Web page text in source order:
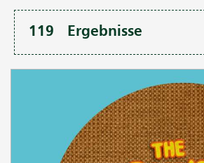
119 Ergebnisse